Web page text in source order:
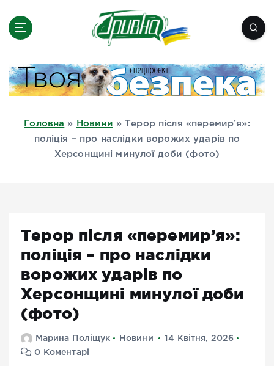
Миколаїв, Одеса, Мелітополь
Головна » Новини »
Терор після «перемир’я»:
поліція – про наслідки ворожих ударів по
Херсонщині минулої доби (фото)
Терор після «перемир’я»:
поліція – про наслідки
ворожих ударів по
Херсонщині минулої доби
(фото)
Марина Поліщук Новини
14 Квітня, 2026
0 Коментарі